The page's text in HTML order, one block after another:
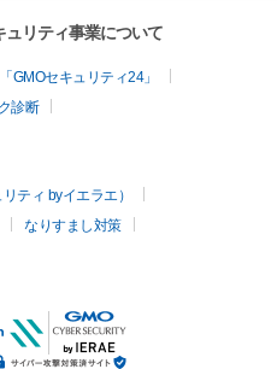
リティ事業について
GMOセキュリティ24」
診断
ティ byイエラエ）
なりすまし対策